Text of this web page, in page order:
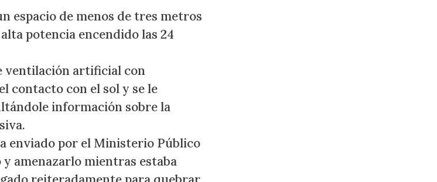
espacio de menos de tres metros
potencia encendido las 24
ventilación artificial con
contacto con el sol y se le
información sobre la
enviado por el Ministerio Público
amenazarlo mientras estaba